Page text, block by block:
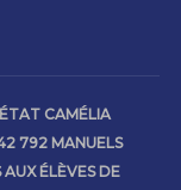
CAMÉLIA
792 MANUELS
ÉLÈVES DE